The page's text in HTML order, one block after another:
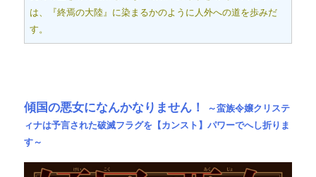
は、『終焉の大陸』に染まるかのように人外への道を歩みだ
す。
傾国の悪女になんかなりません！
～蛮族令嬢クリステ
ィナは予言された破滅フラグを【カンスト】パワーでへし折りま
す～